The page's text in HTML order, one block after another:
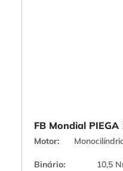
FB Mondial PIEGA
Motor:
Binário:
10,5